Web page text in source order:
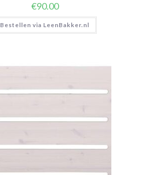
€90.00
Bestellen via LeenBakker.nl